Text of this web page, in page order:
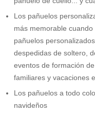
Los pañuelos
más memorable
pañuelos
despedidas de soltero,
eventos de formación
familiares y vacaciones
Los pañuelos a todo
navideños